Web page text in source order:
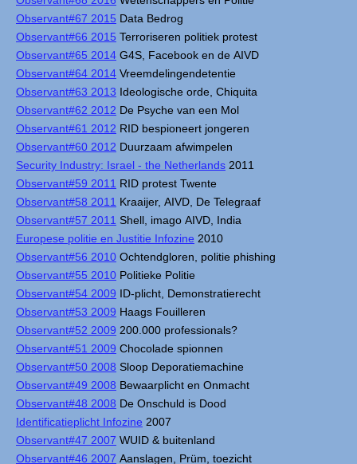
Observant#67 2015 Data Bedrog
Observant#66 2015 Terroriseren politiek protest
Observant#65 2014 G4S, Facebook en de AIVD
Observant#64 2014 Vreemdelingendetentie
Observant#63 2013 Ideologische orde, Chiquita
Observant#62 2012 De Psyche van een Mol
Observant#61 2012 RID bespioneert jongeren
Observant#60 2012 Duurzaam afwimpelen
Security Industry: Israel - the Netherlands 2011
Observant#59 2011 RID protest Twente
Observant#58 2011 Kraaijer, AIVD, De Telegraaf
Observant#57 2011 Shell, imago AIVD, India
Europese politie en Justitie Infozine 2010
Observant#56 2010 Ochtendgloren, politie phishing
Observant#55 2010 Politieke Politie
Observant#54 2009 ID-plicht, Demonstratierecht
Observant#53 2009 Haags Fouilleren
Observant#52 2009 200.000 professionals?
Observant#51 2009 Chocolade spionnen
Observant#50 2008 Sloop Deporatiemachine
Observant#49 2008 Bewaarplicht en Onmacht
Observant#48 2008 De Onschuld is Dood
Identificatieplicht Infozine 2007
Observant#47 2007 WUID & buitenland
Observant#46 2007 Aanslagen, Prüm, toezicht